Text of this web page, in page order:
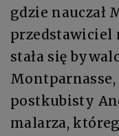
gdzie nauczał
przedstawiciel
stała się
Montparnasse,
postkubisty
malarza,